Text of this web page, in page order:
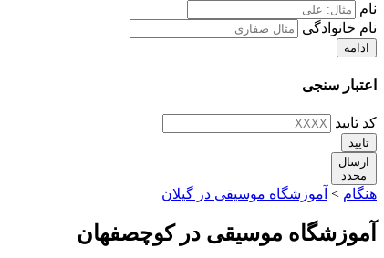
نام
نام خانوادگی
ادامه
اعتبار سنجی
کد تایید
تایید
ارسال
مجدد
هنگام > آموزشگاه موسیقی در گیلان
آموزشگاه موسیقی در کوچصفهان